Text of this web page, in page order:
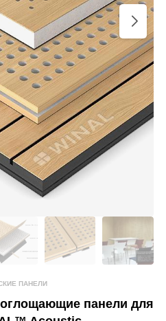
ПАНЕЛИ
панели для